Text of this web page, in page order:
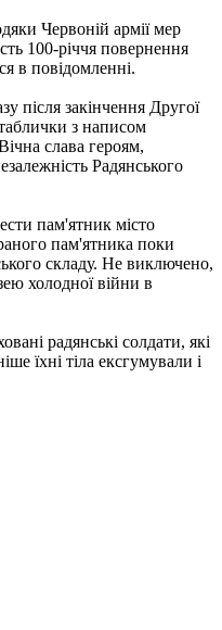
Червоній армії мер
100-річчя повернення
в повідомленні.
після закінчення Другої
з написом
слава героям,
Радянського
пам'ятник місто
пам'ятника поки
складу. Не виключено,
холодної війни в
радянські солдати, які
їхні тіла ексгумували і